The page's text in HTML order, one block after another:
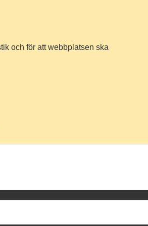
och för att webbplatsen ska